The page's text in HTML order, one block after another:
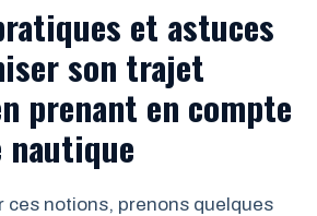
et astuces
son trajet
prenant en compte
ces notions, prenons quelques